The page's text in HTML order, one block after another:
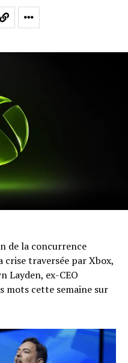
de la concurrence
crise traversée par Xbox,
Layden, ex-CEO
mots cette semaine sur